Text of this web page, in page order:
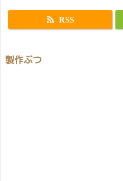
RSS
製作ぶつ